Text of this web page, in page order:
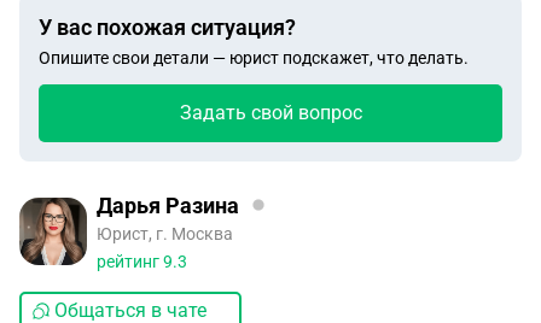
У вас похожая ситуация?
Опишите свои детали — юрист подскажет, что делать.
Задать свой вопрос
Дарья Разина
Юрист, г. Москва
рейтинг9.3
Общаться в чате